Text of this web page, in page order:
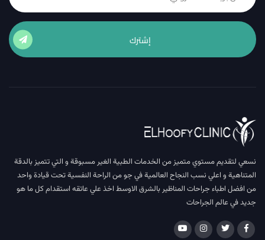
إشترك
نسعي لتقديم مستوي متميز من الخدمات الطبية الغير مسبوقة و التي تتميز بالدقة
المتناهية و اعلي نسب النجاح العالمية في جو من الراحة النفسية تحت قيادة واحد
من افضل اطباء جراحات المناظير بالشرق الاوسط اخذ علي عاتقه استقدام كل ما هو
جديد في عالم الجراحات